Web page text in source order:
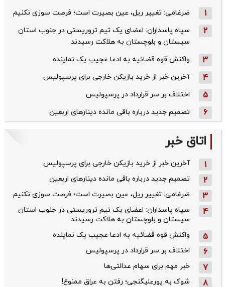
1 ضرغامی: تغییر ریل، عین بصیرت است؛ فرصت سوزی نکنیم
2
سپاه پاسداران: اعضای یک تیم تروریستی در جنوب استان
سیستان و بلوچستان به هلاکت رسیدند
3 واکنش قوه قضائیه به ادعا عجیب یک نماینده
4 آخرین خبر از خرید بازیکن خارجی برای پرسپولیس
5 اختلاف بر سر قرارداد در پرسپولیس
6 تصمیم جدید درباره باقی مانده دینارهای اربعین
اتاق خبر
1 آخرین خبر از خرید بازیکن خارجی برای پرسپولیس
2 تصمیم جدید درباره باقی مانده دینارهای اربعین
3 ضرغامی: تغییر ریل، عین بصیرت است؛ فرصت سوزی نکنیم
4
سپاه پاسداران: اعضای یک تیم تروریستی در جنوب استان
سیستان و بلوچستان به هلاکت رسیدند
5 واکنش قوه قضائیه به ادعا عجیب یک نماینده
6 اختلاف بر سر قرارداد در پرسپولیس
7 خبر مهم برای سهام عدالتی‌ها
8 شوک به پورعلیگنجی؛ رفتن به عراق ممنوع!